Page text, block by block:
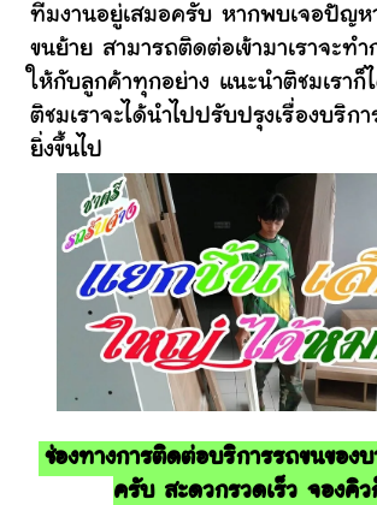
ทีมงานอยู่เสมอครับ หากพบเจอปัญห
ขนย้าย สามารถติดต่อเข้ามาเราจะท
ให้กับลูกค้าทุกอย่าง แนะนำติชมเรา
ติชมเราจะได้นำไปปรับปรุงเรื่องบริกา
ยิ่งขึ้นไป
ช่องทางการติดต่อบริการรถขนของ
ครับ สะดวกรวดเร็ว จองคิว